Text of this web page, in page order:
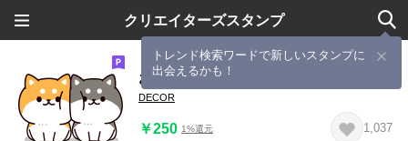
クリエイターズスタンプ
トレンド検索ワードで新しいスタンプに
出会えるかも！
お返事シバイヌくん2
DECOR
￥250 1%還元 1,037